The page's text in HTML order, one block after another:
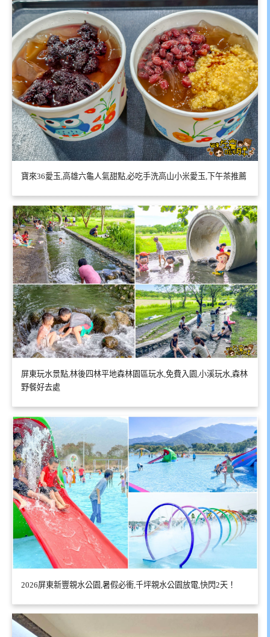
寶來36愛玉,高雄六龜人氣甜點,必吃手洗高山小米愛玉,下午茶推薦
屏東玩水景點,林後四林平地森林園區玩水,免費入園,小溪玩水,森林
野餐好去處
2026屏東新豐親水公園,暑假必衝,千坪親水公園放電,快閃2天！